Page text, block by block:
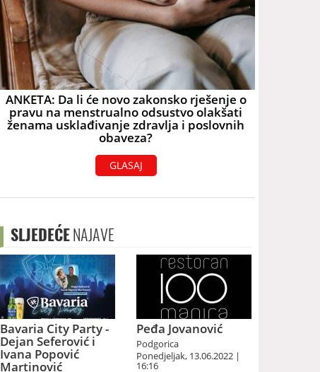
ANKETA: Da li će novo zakonsko rješenje o
pravu na menstrualno odsustvo olakšati
ženama usklađivanje zdravlja i poslovnih
obaveza?
GLASAJ
SLJEDEĆENAJAVE
Bavaria City Party -
Dejan Seferović i
Ivana Popović
Martinović
Peđa Jovanović
Podgorica
Ponedjeljak, 13.06.2022 |
16:16